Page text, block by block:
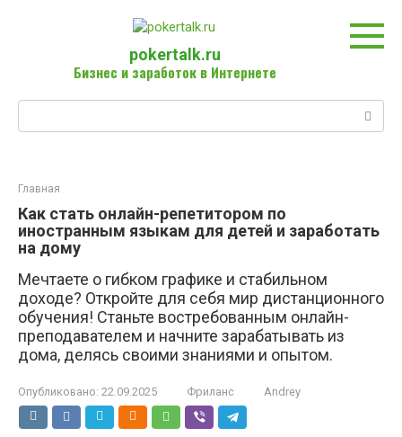
pokertalk.ru
Бизнес и заработок в Интернете
Главная
Как стать онлайн-репетитором по
иностранным языкам для детей и заработать
на дому
Мечтаете о гибком графике и стабильном
доходе? Откройте для себя мир дистанционного
обучения! Станьте востребованным онлайн-
преподавателем и начните зарабатывать из
дома, делясь своими знаниями и опытом.
Опубликовано: 22.09.2025 Фриланс Andrey